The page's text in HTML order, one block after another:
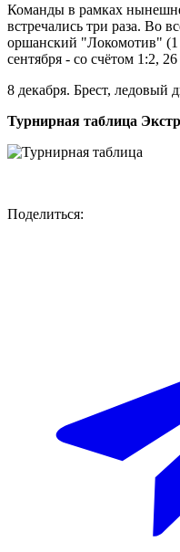
Команды в рамках
встречались три раза. Во
оршанский "Локомотив" (1
сентября - со счётом 1:2,
8 декабря. Брест, ледовый
Турнирная таблица
Поделиться: